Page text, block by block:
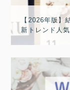
【2026年版】
新トレンド人